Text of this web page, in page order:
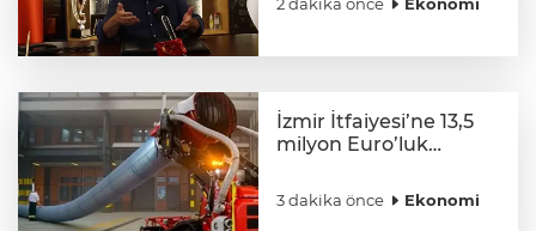
50 azaldı"
İzmir İtfaiyesi’ne 13,5
milyon Euro’luk
3 dakika önce Ekonomi